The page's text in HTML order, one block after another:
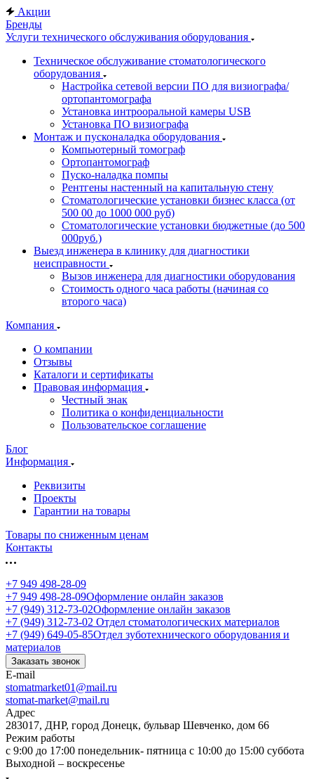
Акции
Бренды
Услуги технического обслуживания оборудования
Техническое обслуживание стоматологического
оборудования
Настройка сетевой версии ПО для визиографа/
ортопантомографа
Установка интрооральной камеры USB
Установка ПО визиографа
Монтаж и пусконаладка оборудования
Компьютерный томограф
Ортопантомограф
Пуско-наладка помпы
Рентгены настенный на капитальную стену
Стоматологические установки бизнес класса (от
500 00 до 1000 000 руб)
Стоматологические установки бюджетные (до 500
000руб.)
Выезд инженера в клинику для диагностики
неисправности
Вызов инженера для диагностики оборудования
Стоимость одного часа работы (начиная со
второго часа)
Компания
О компании
Отзывы
Каталоги и сертификаты
Правовая информация
Честный знак
Политика о конфиденциальности
Пользовательское соглашение
Блог
Информация
Реквизиты
Проекты
Гарантии на товары
Товары по сниженным ценам
Контакты
+7 949 498-28-09
+7 949 498-28-09Оформление онлайн заказов
+7 (949) 312-73-02Оформление онлайн заказов
+7 (949) 312-73-02 Отдел стоматологических материалов
+7 (949) 649-05-85Отдел зуботехнического оборудования и
материалов
Заказать звонок
E-mail
stomatmarket01@mail.ru
stomat-market@mail.ru
Адрес
283017, ДНР, город Донецк, бульвар Шевченко, дом 66
Режим работы
с 9:00 до 17:00 понедельник- пятница с 10:00 до 15:00 суббота
Выходной – воскресенье